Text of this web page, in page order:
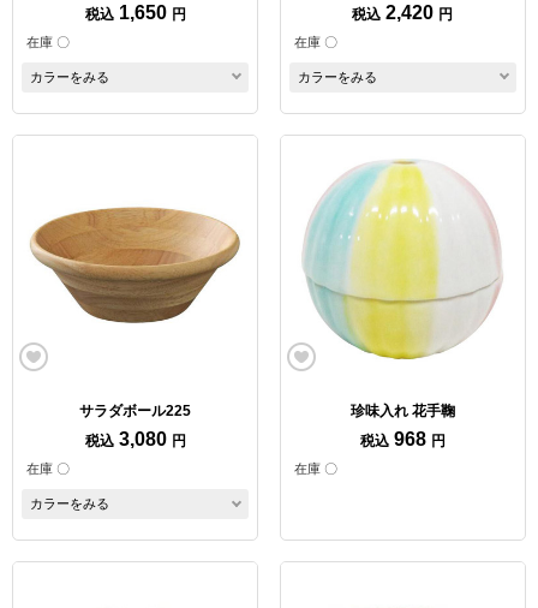
税込 1,650 円
在庫 〇
カラーをみる
税込 2,420 円
在庫 〇
カラーをみる
サラダボール225
税込 3,080 円
在庫 〇
カラーをみる
珍味入れ 花手鞠
税込 968 円
在庫 〇